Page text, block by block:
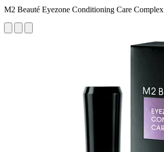
M2 Beauté Eyezone Conditioning Care Complex